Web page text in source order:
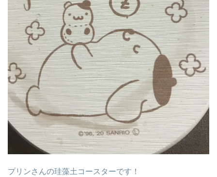
プリンさんの珪藻土コースターです！